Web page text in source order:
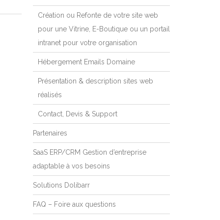
Création ou Refonte de votre site web
pour une Vitrine, E-Boutique ou un portail
intranet pour votre organisation
Hébergement Emails Domaine
Présentation & description sites web
réalisés
Contact, Devis & Support
Partenaires
SaaS ERP/CRM Gestion d’entreprise
adaptable à vos besoins
Solutions Dolibarr
FAQ – Foire aux questions